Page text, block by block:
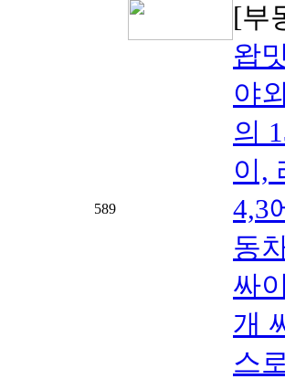
589
[부
왑
야
의
이,
4,3
동
싸
개
스